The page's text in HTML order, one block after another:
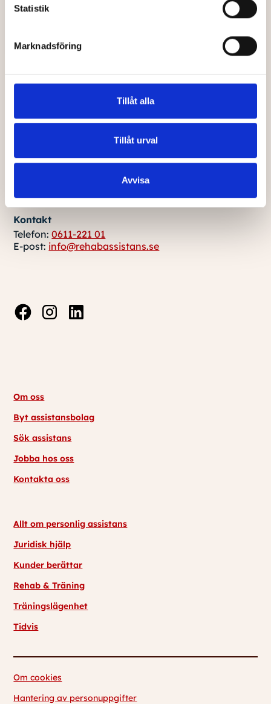
Statistik
Marknadsföring
Tillåt alla
Tillåt urval
Avvisa
Post- & Besöksadress
871 34 Härnösand
Kontakt
Telefon:0611-221 01
E-post: info@rehabassistans.se
Om oss
Byt assistansbolag
Sök assistans
Jobba hos oss
Kontakta oss
Allt om personlig assistans
Juridisk hjälp
Kunder berättar
Rehab & Träning
Träningslägenhet
Tidvis
Om cookies
Hantering av personuppgifter